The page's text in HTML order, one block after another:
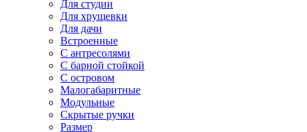
Для студии
Для хрущевки
Для дачи
Встроенные
С антресолями
С барной стойкой
С островом
Малогабаритные
Модульные
Скрытые ручки
Размер